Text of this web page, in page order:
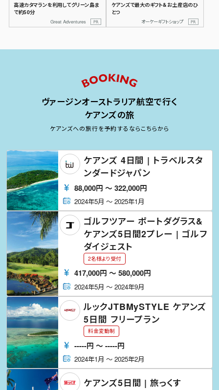
高速カタマランを利用してグリーン島ま
で約50分
Great Adventures
ケアンズで最大のギフト&お土産店のひ
とつ
オーケーギフトショップ
ヴァージンオーストラリア航空で行く
ケアンズの旅
ケアンズへの旅行を予約するならこちらから
ケアンズ 4日間 | トラベルスタ
ンダードジャパン
88,000円 〜 322,000円
2024年5月 〜 2025年1月
ゴルフツアー ポートダグラス&
ケアンズ5日間2プレー | ゴルフ
ダイジェスト
2名様より受付
417,000円 〜 580,000円
2024年5月 〜 2024年9月
ルックJTBMySTYLE ケアンズ
5日間 フリープラン
料金変動制
-----円 〜 -----円
2024年1月 〜 2025年2月
ケアンズ5日間 | 旅っくす